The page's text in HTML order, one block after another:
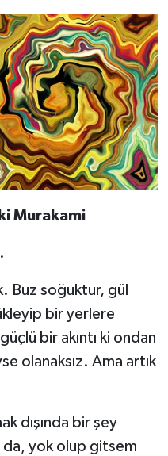
Murakami
Buz soğuktur, gül
bir yerlere
bir akıntı ki ondan
olanaksız. Ama artık
dışında bir şey
da, yok olup gitsem